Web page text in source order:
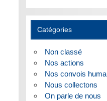
Catégories
Non classé
Nos actions
Nos convois
Nous collectons
On parle de nous